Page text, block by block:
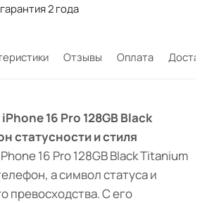
2 года
Отзывы Оплата
16 Pro 128GB Black
статусности и стиля
16 Pro 128GB Black Titanium
а символ статуса и
превосходства. С его